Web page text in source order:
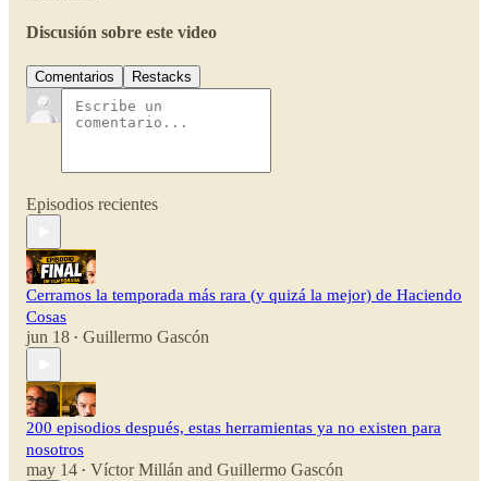
Discusión sobre este video
Comentarios Restacks
Episodios recientes
Cerramos la temporada más rara (y quizá la mejor) de Haciendo
Cosas
jun 18 • Guillermo Gascón
200 episodios después, estas herramientas ya no existen para
nosotros
may 14 • Víctor Millán and Guillermo Gascón